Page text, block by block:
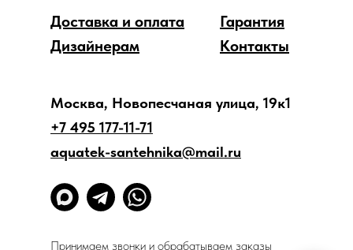
Дизайнерам
Доставка и оплата
Гарантия
Контакты
Москва, Новопесчаная улица, 19к1
+7 495 177-11-71
aquatek-santehnika@mail.ru
Принимаем звонки и обрабатываем заказы